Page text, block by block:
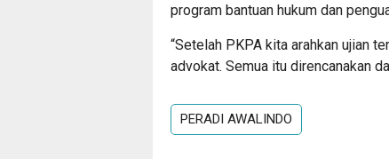
program bantuan hukum dan
“Setelah PKPA kita arahkan ujian
advokat. Semua itu direncanakan
PERADI AWALINDO